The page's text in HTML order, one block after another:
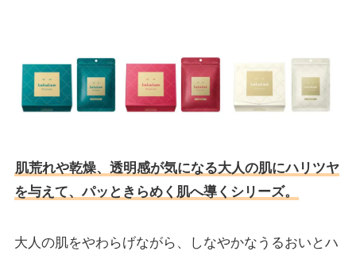
肌荒れや乾燥、透明感が気になる大人の肌にハリツヤ
を与えて、パッときらめく肌へ導くシリーズ。
大人の肌をやわらげながら、しなやかなうるおいとハ